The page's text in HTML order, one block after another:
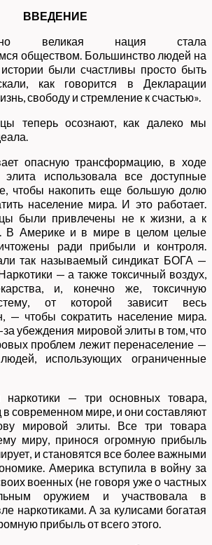
ВВЕДЕНИЕ
великая нация стала
обществом. Большинство людей на
были счастливы просто быть
как говорится в Декларации
свободу и стремление к счастью».
теперь осознают, как далеко мы
опасную трансформацию, в ходе
использовала все доступные
чтобы накопить еще большую долю
население мира. И это работает.
были привлечены не к жизни, а к
В Америке и в мире в целом целые
ради прибыли и контроля.
так называемый синдикат БОГА —
— а также токсичный воздух,
и, конечно же, токсичную
от которой зависит весь
— чтобы сократить население мира.
за убеждения мировой элиты в том, что
проблем лежит перенаселение —
использующих ограниченные
— три основных товара,
современном мире, и они составляют
мировой элиты. Все три товара
миру, принося огромную прибыль
и становятся все более важными
Америка вступила в войну за
военных (не говоря уже о частных
оружием и участвовала в
наркотиками. А за кулисами богатая
прибыль от всего этого.